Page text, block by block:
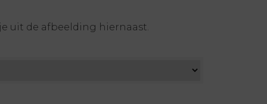
uit de afbeelding hiernaast.